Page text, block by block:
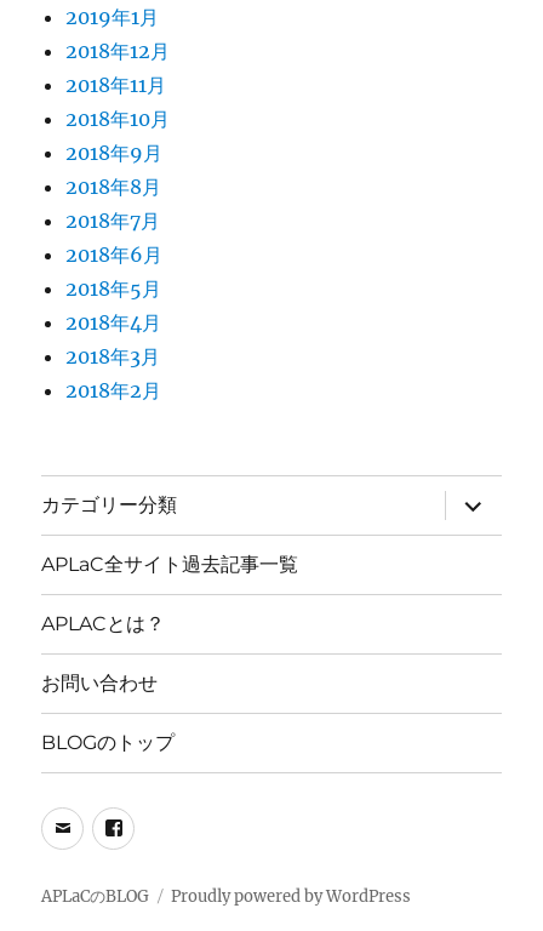
2019年1月
2018年12月
2018年11月
2018年10月
2018年9月
2018年8月
2018年7月
2018年6月
2018年5月
2018年4月
2018年3月
2018年2月
カテゴリー分類
サ
ブ
メ
ー
開
APLaC全サイト過去記事一覧
APLACとは？
お問い合わせ
BLOGのトップ
メ
ル
FB
APLaCのBLOG Proudly powered by WordPress